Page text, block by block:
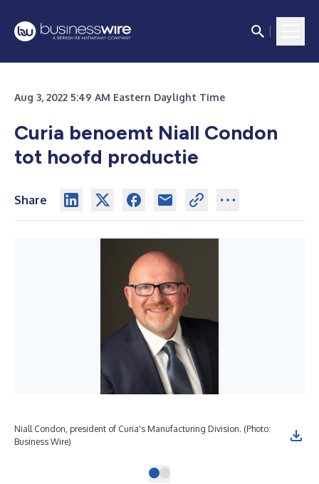
Aug 3, 2022 5:49 AM Eastern Daylight Time
Curia benoemt Niall Condon
tot hoofd productie
Share
Niall Condon, president of Curia's Manufacturing Division. (Photo:
Business Wire)